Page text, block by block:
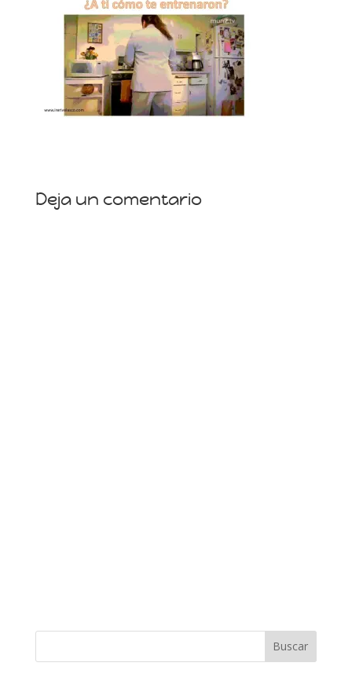
Deja un comentario